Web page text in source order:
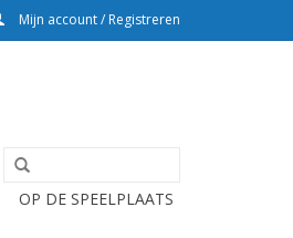
Mijn account / Registreren
OP DE SPEELPLAATS